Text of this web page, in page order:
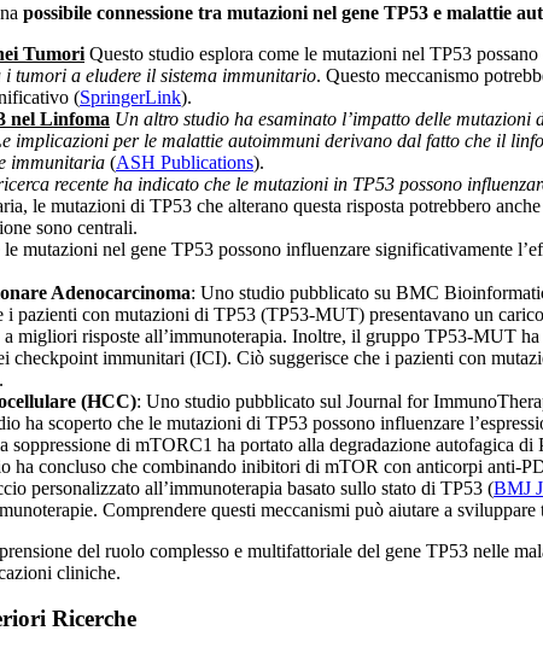
possibile connessione tra mutazioni nel gene TP53 e malattie
Tumori Questo studio esplora come le mutazioni nel TP53
i tumori a eludere il sistema immunitario. Questo meccanismo
(SpringerLink)​.
nel Linfoma Un altro studio ha esaminato l’impatto delle
implicazioni per le malattie autoimmuni derivano dal fatto che il
immunitaria ​ (ASH Publications)​.
recente ha indicato che le mutazioni in TP53 possono
le mutazioni di TP53 che alterano questa risposta potrebbero
sono centrali.
mutazioni nel gene TP53 possono influenzare significativamente
Adenocarcinoma: Uno studio pubblicato su BMC
i pazienti con mutazioni di TP53 (TP53-MUT) presentavano un
a migliori risposte all’immunoterapia. Inoltre, il gruppo TP53-MUT
checkpoint immunitari (ICI). Ciò suggerisce che i pazienti con
(HCC): Uno studio pubblicato sul Journal for
ha scoperto che le mutazioni di TP53 possono influenzare
di mTORC1 ha portato alla degradazione autofagica
ha concluso che combinando inibitori di mTOR con anticorpi anti-
personalizzato all’immunoterapia basato sullo stato di TP53​ (BMJ
Comprendere questi meccanismi può aiutare a
del ruolo complesso e multifattoriale del gene TP53 nelle
cliniche.
Ricerche